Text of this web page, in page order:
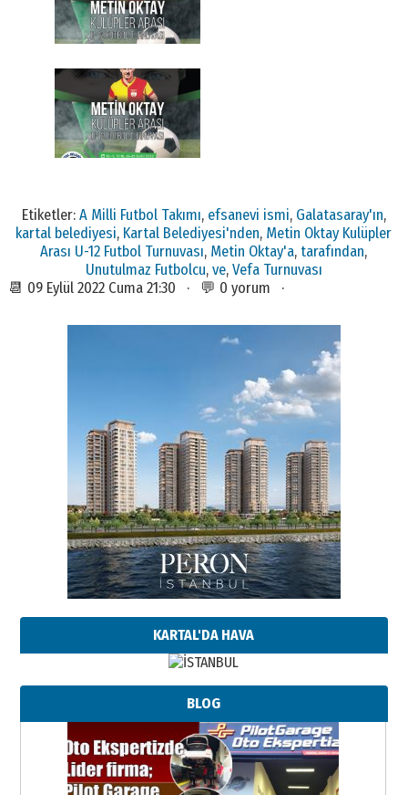
Etiketler: A Milli Futbol Takımı, efsanevi ismi, Galatasaray'ın,
kartal belediyesi, Kartal Belediyesi'nden, Metin Oktay Kulüpler
Arası U-12 Futbol Turnuvası, Metin Oktay'a, tarafından,
Unutulmaz Futbolcu, ve, Vefa Turnuvası
📆 09 Eylül 2022 Cuma 21:30 · 💬 0 yorum ·
KARTAL'DA HAVA
BLOG